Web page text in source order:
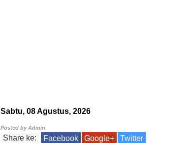
Sabtu, 08 Agustus, 2026
Posted byAdmin
Share ke: Facebook Google+ Twitter